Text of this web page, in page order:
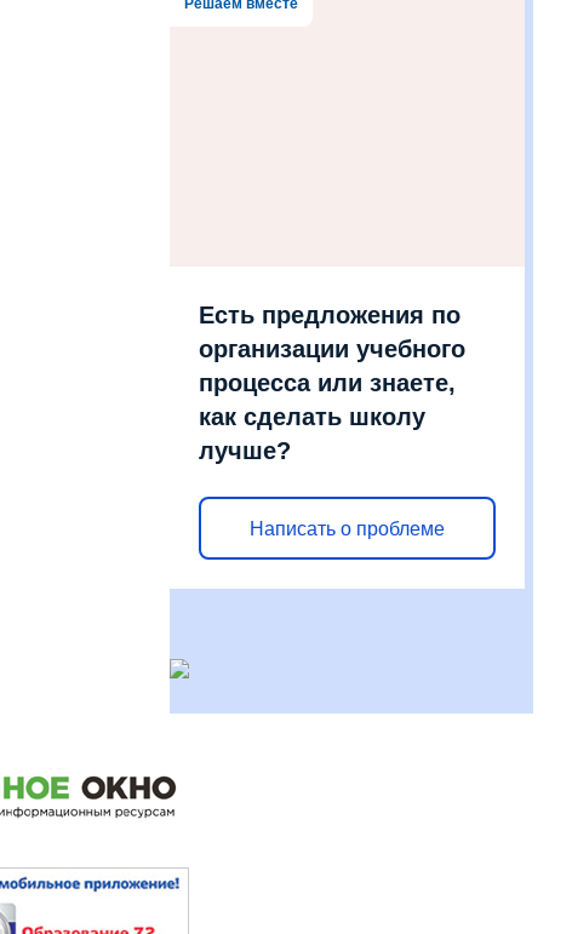
Решаем вместе
Есть предложения по
организации учебного
процесса или знаете,
как сделать школу
лучше?
Написать о проблеме